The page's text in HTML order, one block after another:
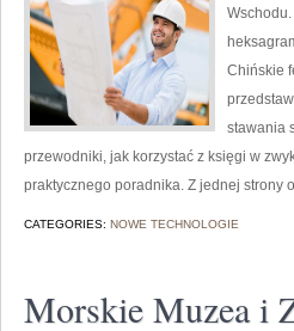
Chińskie
stawania
przewodniki, jak korzystać z księgi w
praktycznego poradnika. Z jednej strony
CATEGORIES: NOWE TECHNOLOGIE
Morskie Muzea i